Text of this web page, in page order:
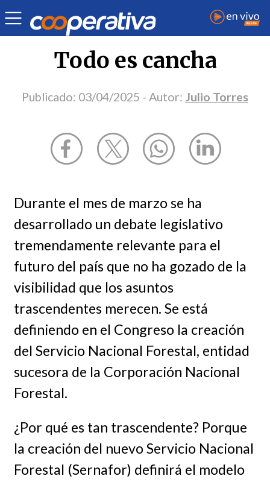
Opinión | Julio Torres
Todo es cancha
Publicado: 03/04/2025 - Autor: Julio Torres
Durante el mes de marzo se ha
desarrollado un debate legislativo
tremendamente relevante para el
futuro del país que no ha gozado de la
visibilidad que los asuntos
trascendentes merecen. Se está
definiendo en el Congreso la creación
del Servicio Nacional Forestal, entidad
sucesora de la Corporación Nacional
Forestal.
¿Por qué es tan trascendente? Porque
la creación del nuevo Servicio Nacional
Forestal (Sernafor) definirá el modelo